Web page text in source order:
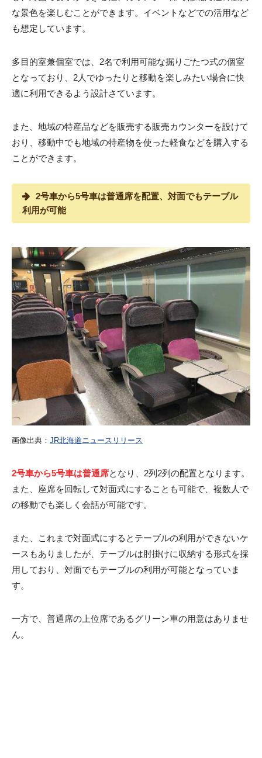
な景色を楽しむことができます。イベントなどでの活用など
も想定しています。
多目的室兼個室では、2名で利用可能な掘りごたつ式の個室
となっており、2人でゆったりと移動を楽しみたい場合に快
適に利用できるよう設計さています。
また、地域の特産品などを販売する販売カウンターを設けて
おり、移動中でも地域の特産物を使った軽食などを購入する
ことができます。
2号車から5号車は普通席を配置、対面でもテーブル
利用が可能
画像出典： JR北海道ニュースリリース
2号車から5号車は普通席となり、2列2列の配置となります。
また、座席を回転して対面式にすることも可能で、複数人で
の移動でも楽しく会話が可能です。
また、これまで対面式にするとテーブルの利用ができないケ
ースもありましたが、テーブルは肘掛けに収納する形式を採
用しており、対面でもテーブルの利用が可能となっていま
す。
一方で、普通席の上位席であるグリーン車の用意はありませ
ん。